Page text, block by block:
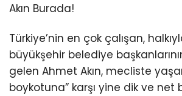
Akın Burada!
Türkiye’nin en çok çalışan,
büyükşehir belediye
gelen Ahmet Akın, mecliste
boykotuna” karşı yine dik ve net